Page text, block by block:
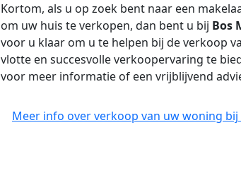
Kortom, als u op zoek bent naar een
om uw huis te verkopen, dan bent u bij Bos
voor u klaar om u te helpen bij de verkoop
vlotte en succesvolle verkoopervaring te
voor meer informatie of een vrijblijvend
Meer info over verkoop van uw woning